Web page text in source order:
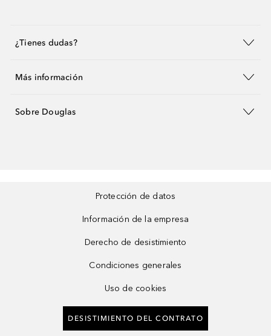
¿Tienes dudas?
Más información
Sobre Douglas
Protección de datos
Información de la empresa
Derecho de desistimiento
Condiciones generales
Uso de cookies
DESISTIMIENTO DEL CONTRATO